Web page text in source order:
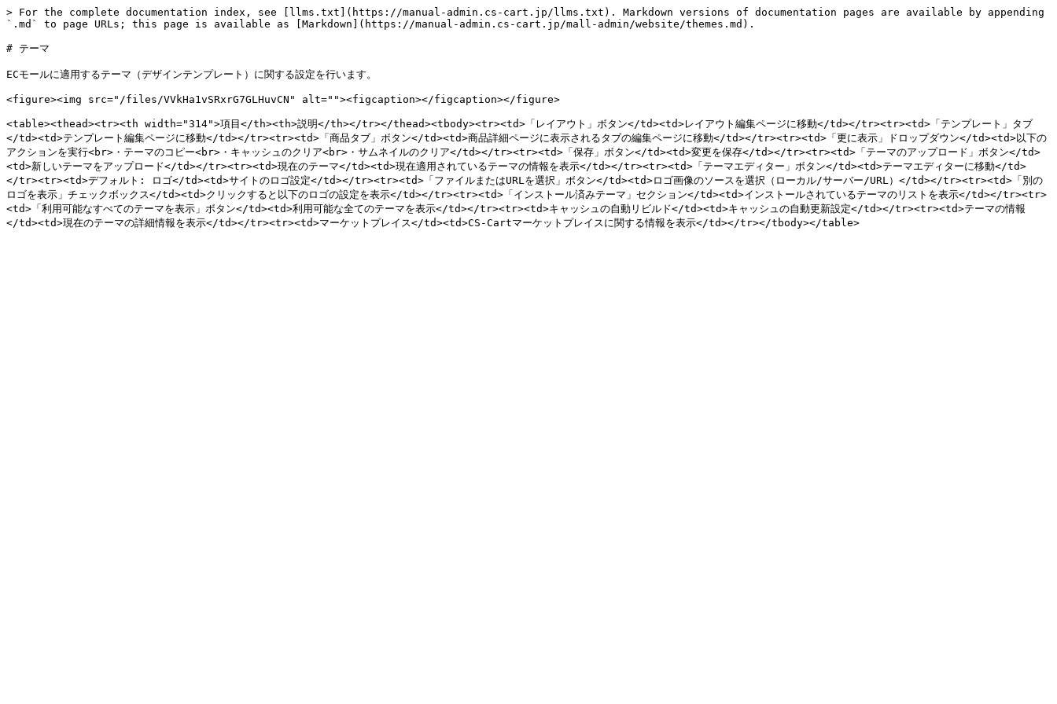
> For the complete documentation index, see [llms.txt](https://manual-admin.cs-cart.jp/llms.txt). Markdown versions of documentation pages are available by appending
`.md` to page URLs; this page is available as [Markdown](https://manual-admin.cs-cart.jp/mall-admin/website/themes.md).
# テーマ
ECモールに適用するテーマ（デザインテンプレート）に関する設定を行います。
<figure><img src="/files/VVkHa1vSRxrG7GLHuvCN" alt=""><figcaption></figcaption></figure>
<table><thead><tr><th width="314">項目</th><th>説明</th></tr></thead><tbody><tr><td>「レイアウト」ボタン</td><td>レイアウト編集ページに移動</td></tr><tr><td>「テンプレート」タブ
</td><td>テンプレート編集ページに移動</td></tr><tr><td>「商品タブ」ボタン</td><td>商品詳細ページに表示されるタブの編集ページに移動</td></tr><tr><td>「更に表示」ドロップダウン</td><td>以下の
アクションを実行<br>・テーマのコピー<br>・キャッシュのクリア<br>・サムネイルのクリア</td></tr><tr><td>「保存」ボタン</td><td>変更を保存</td></tr><tr><td>「テーマのアップロード」ボタン</td>
<td>新しいテーマをアップロード</td></tr><tr><td>現在のテーマ</td><td>現在適用されているテーマの情報を表示</td></tr><tr><td>「テーマエディター」ボタン</td><td>テーマエディターに移動</td>
</tr><tr><td>デフォルト: ロゴ</td><td>サイトのロゴ設定</td></tr><tr><td>「ファイルまたはURLを選択」ボタン</td><td>ロゴ画像のソースを選択（ローカル/サーバー/URL）</td></tr><tr><td>「別の
ロゴを表示」チェックボックス</td><td>クリックすると以下のロゴの設定を表示</td></tr><tr><td>「インストール済みテーマ」セクション</td><td>インストールされているテーマのリストを表示</td></tr><tr>
<td>「利用可能なすべてのテーマを表示」ボタン</td><td>利用可能な全てのテーマを表示</td></tr><tr><td>キャッシュの自動リビルド</td><td>キャッシュの自動更新設定</td></tr><tr><td>テーマの情報